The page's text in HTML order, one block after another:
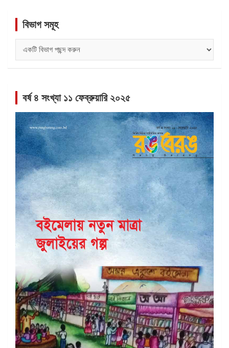
বিভাগ সমূহ
সমূহ
বর্ষ ৪ সংখ্যা ১১ ফেব্রুয়ারি ২০২৫